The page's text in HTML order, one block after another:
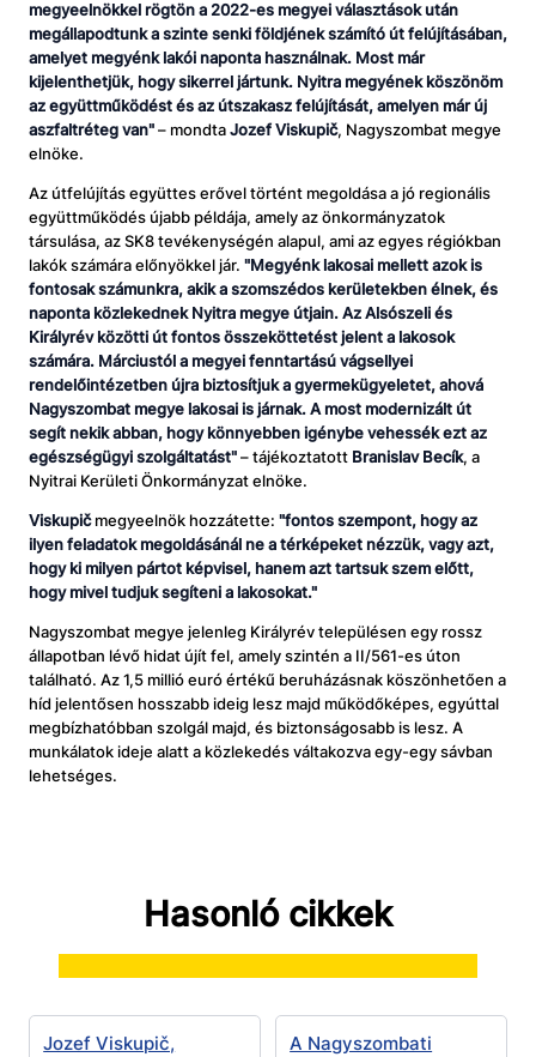
megyeelnökkel rögtön a 2022-es megyei választások után
megállapodtunk a szinte senki földjének számító út felújításában,
amelyet megyénk lakói naponta használnak. Most már
kijelenthetjük, hogy sikerrel jártunk. Nyitra megyének köszönöm
az együttműködést és az útszakasz felújítását, amelyen már új
aszfaltréteg van"– mondtaJozef Viskupič, Nagyszombat megye
elnöke.
Az útfelújítás együttes erővel történt megoldása a jó regionális
együttműködés újabb példája, amely az önkormányzatok
társulása, az SK8 tevékenységén alapul, ami az egyes régiókban
lakók számára előnyökkel jár. "Megyénk lakosai mellett azok is
fontosak számunkra, akik a szomszédos kerületekben élnek, és
naponta közlekednek Nyitra megye útjain. Az Alsószeli és
Királyrév közötti út fontos összeköttetést jelent a lakosok
számára. Márciustól a megyei fenntartású vágsellyei
rendelőintézetben újra biztosítjuk a gyermekügyeletet, ahová
Nagyszombat megye lakosai is járnak. A most modernizált út
segít nekik abban, hogy könnyebben igénybe vehessék ezt az
egészségügyi szolgáltatást"– tájékoztatott Branislav Becík, a
Nyitrai Kerületi Önkormányzat elnöke.
Viskupičmegyeelnök hozzátette: "fontos szempont, hogy az
ilyen feladatok megoldásánál ne a térképeket nézzük, vagy azt,
hogy ki milyen pártot képvisel, hanem azt tartsuk szem előtt,
hogy mivel tudjuk segíteni a lakosokat."
Nagyszombat megye jelenleg Királyrév településen egy rossz
állapotban lévő hidat újít fel, amely szintén a II/561-es úton
található. Az 1,5 millió euró értékű beruházásnak köszönhetően a
híd jelentősen hosszabb ideig lesz majd működőképes, egyúttal
megbízhatóbban szolgál majd, és biztonságosabb is lesz. A
munkálatok ideje alatt a közlekedés váltakozva egy-egy sávban
lehetséges.
Hasonló cikkek
Jozef Viskupič,
A Nagyszombati